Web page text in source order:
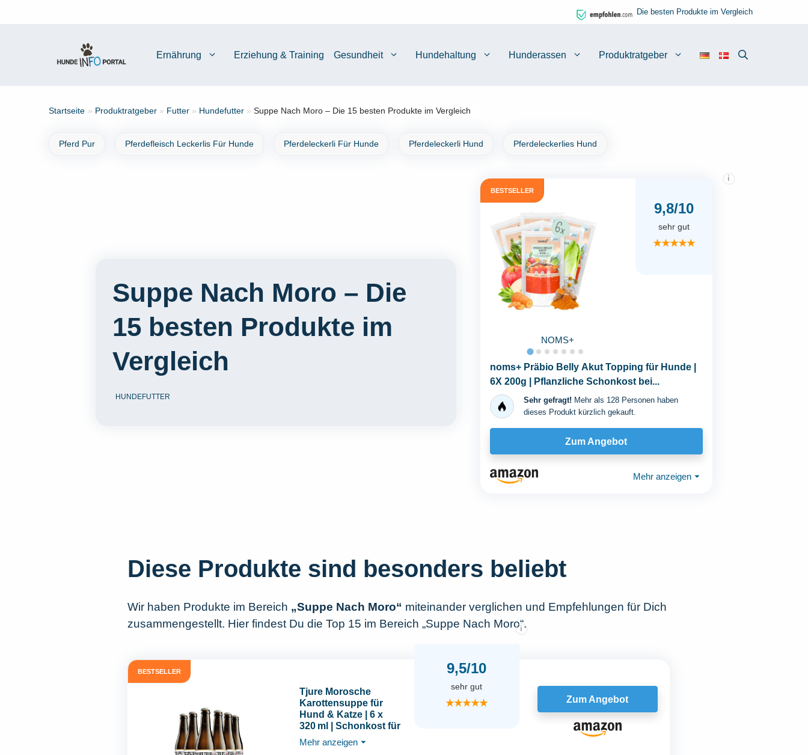
Die besten Produkte im Vergleich
Ernährung Erziehung & Training Gesundheit Hundehaltung Hunderassen Produktratgeber
Startseite » Produktratgeber » Futter » Hundefutter » Suppe Nach Moro – Die 15 besten Produkte im Vergleich
Pferd Pur Pferdefleisch Leckerlis Für Hunde Pferdeleckerli Für Hunde Pferdeleckerli Hund Pferdeleckerlies Hund
Suppe Nach Moro – Die
15 besten Produkte im
Vergleich
HUNDEFUTTER
BESTSELLER
NOMS+
9,8/10
i
sehr gut
★★★★★
noms+ Präbio Belly Akut Topping für Hunde |
6X 200g | Pflanzliche Schonkost bei...
Sehr gefragt! Mehr als 128 Personen haben
dieses Produkt kürzlich gekauft.
Zum Angebot
Mehr anzeigen ⏷
Diese Produkte sind besonders beliebt
Wir haben Produkte im Bereich „Suppe Nach Moro“ miteinander verglichen und Empfehlungen für Dich
zusammengestellt. Hier findest Du die Top 15 im Bereich „Suppe Nach Moro“.
BESTSELLER
Tjure Morosche
Karottensuppe für
Hund & Katze | 6 x
320 ml | Schonkost für
Hunde bei Durchfall |
Zur Ergänzung der
Mehr anzeigen ⏷
9,5/10
i
sehr gut
★★★★★ Zum Angebot